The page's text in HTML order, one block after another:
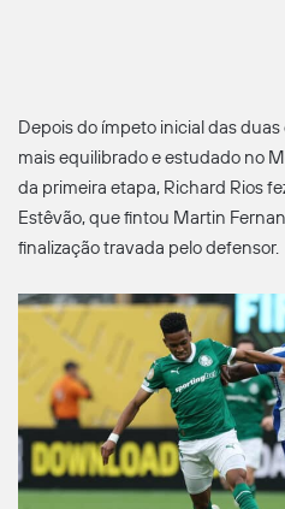
Depois do ímpeto inicial das
mais equilibrado e estudado no
da primeira etapa, Richard Rios
Estêvão, que fintou Martin
finalização travada pelo defensor.